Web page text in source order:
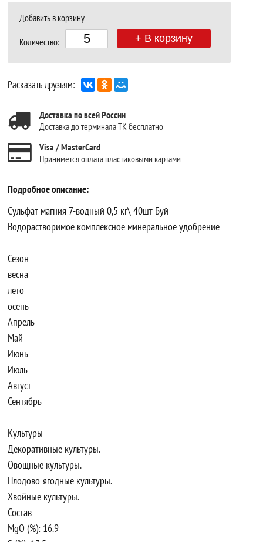
Добавить в корзину
Количество: + В корзину
Расказать друзьям:
Доставка по всей России
Доставка до терминала ТК бесплатно
Visa / MasterCard
Принимется оплата пластиковыми картами
Подробное описание:
Сульфат магния 7-водный 0,5 кг\ 40шт Буй
Водорастворимое комплексное минеральное удобрение
Сезон
весна
лето
осень
Апрель
Май
Июнь
Июль
Август
Сентябрь
Культуры
Декоративные культуры.
Овощные культуры.
Плодово-ягодные культуры.
Хвойные культуры.
Состав
MgO (%): 16.9